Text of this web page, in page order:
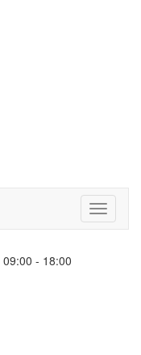
Toggle
09:00 - 18:00